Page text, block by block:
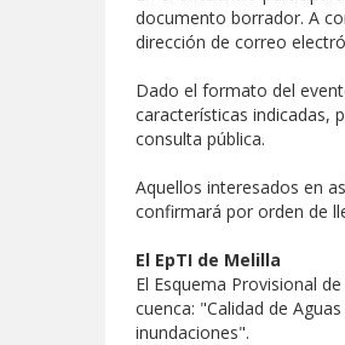
documento borrador. A
dirección de correo
Dado el formato del
características indicadas,
consulta pública.
Aquellos interesados en
confirmará por orden de
El EpTI de Melilla
El Esquema Provisional
cuenca: "Calidad de
inundaciones".